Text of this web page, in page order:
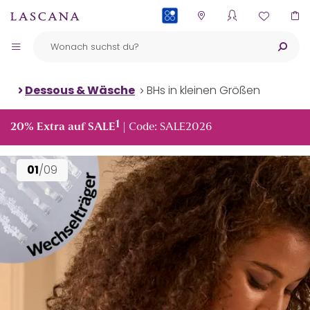
Dessous & Wäsche BHs in kleinen Größen
20% Extra auf SALE1 | Code: SALE2026
01/09